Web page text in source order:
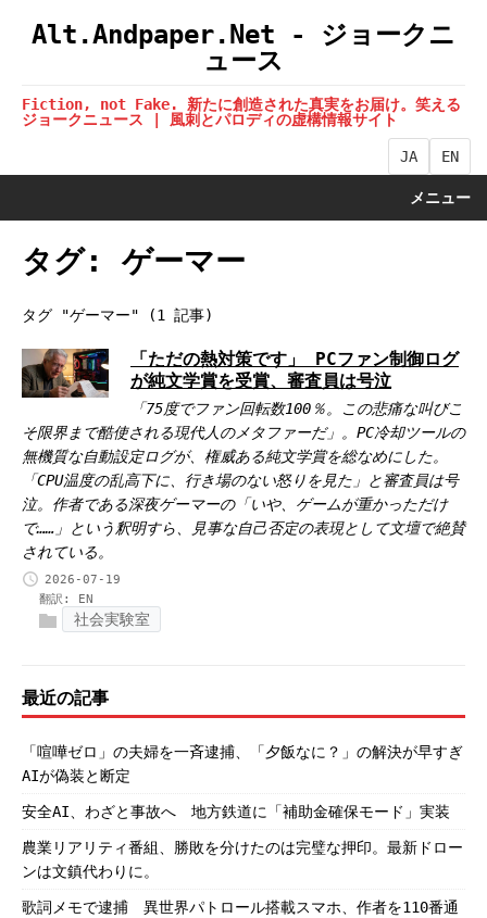
Alt.Andpaper.Net - ジョークニ
ュース
Fiction, not Fake. 新たに創造された真実をお届け。笑える
ジョークニュース | 風刺とパロディの虚構情報サイト
JA EN
メニュー
タグ: ゲーマー
タグ "ゲーマー" (1 記事)
「ただの熱対策です」 PCファン制御ログ
が純文学賞を受賞、審査員は号泣
「75度でファン回転数100％。この悲痛な叫びこ
そ限界まで酷使される現代人のメタファーだ」。PC冷却ツールの
無機質な自動設定ログが、権威ある純文学賞を総なめにした。
「CPU温度の乱高下に、行き場のない怒りを見た」と審査員は号
泣。作者である深夜ゲーマーの「いや、ゲームが重かっただけ
で……」という釈明すら、見事な自己否定の表現として文壇で絶賛
されている。
2026-07-19
翻訳: EN
社会実験室
最近の記事
「喧嘩ゼロ」の夫婦を一斉逮捕、「夕飯なに？」の解決が早すぎ
AIが偽装と断定
安全AI、わざと事故へ 地方鉄道に「補助金確保モード」実装
農業リアリティ番組、勝敗を分けたのは完璧な押印。最新ドロー
ンは文鎮代わりに。
歌詞メモで逮捕 異世界パトロール搭載スマホ、作者を110番通